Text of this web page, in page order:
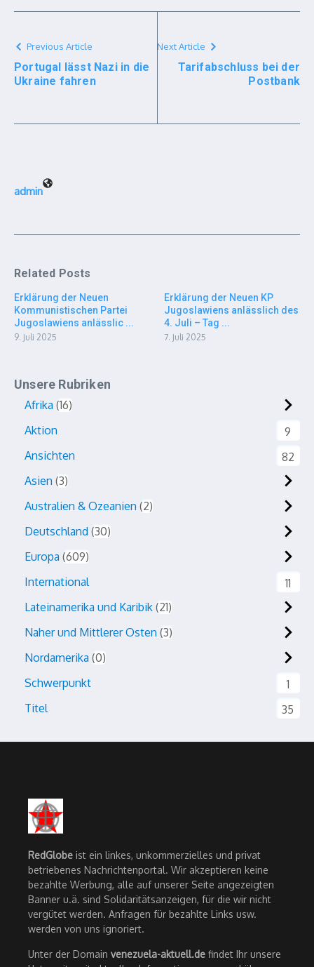
Previous Article
Portugal lässt Nazi in die
Ukraine fahren
Next Article
Tarifabschluss bei der
Postbank
admin
Related Posts
Erklärung der Neuen
Kommunistischen Partei
Jugoslawiens anlässlic ...
9. Juli 2025
Erklärung der Neuen KP
Jugoslawiens anlässlich des
4. Juli – Tag ...
7. Juli 2025
Unsere Rubriken
Afrika 16
Aktion
9
Ansichten
82
Asien 3
Australien & Ozeanien 2
Deutschland 30
Europa 609
International
11
Lateinamerika und Karibik 21
Naher und Mittlerer Osten 3
Nordamerika 0
Schwerpunkt
1
Titel
35
RedGlobe ist ein linkes, unkommerzielles und privat
betriebenes Nachrichtenportal. Wir akzeptieren keine
bezahlte Werbung, alle auf unserer Seite angezeigten
Banner u.ä. sind Solidaritätsanzeigen, für die wir nicht
vergütet werden. Anfragen für bezahlte Links usw.
werden von uns ignoriert.
Unter der Domain venezuela-aktuell.de findet Ihr unsere